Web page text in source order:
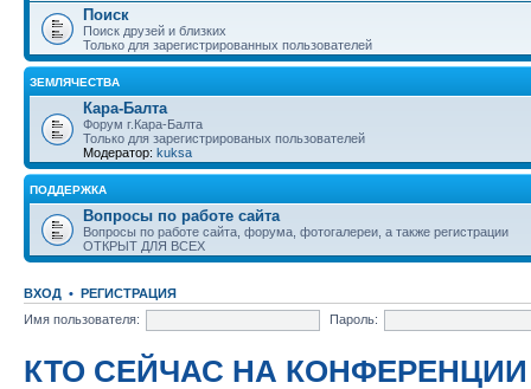
Поиск
Поиск друзей и близких
Только для зарегистрированных пользователей
ЗЕМЛЯЧЕСТВА
Кара-Балта
Форум г.Кара-Балта
Только для зарегистрированых пользователей
Модератор: kuksa
ПОДДЕРЖКА
Вопросы по работе сайта
Вопросы по работе сайта, форума, фотогалереи, а также регистрации
ОТКРЫТ ДЛЯ ВСЕХ
ВХОД • РЕГИСТРАЦИЯ
Имя пользователя:
Пароль:
КТО СЕЙЧАС НА КОНФЕРЕНЦИИ